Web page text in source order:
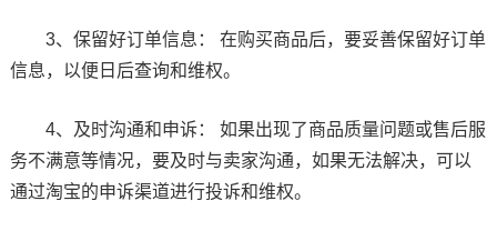
3、保留好订单信息： 在购买商品后，要妥善保留好订单
信息，以便日后查询和维权。
4、及时沟通和申诉： 如果出现了商品质量问题或售后服
务不满意等情况，要及时与卖家沟通，如果无法解决，可以
通过淘宝的申诉渠道进行投诉和维权。